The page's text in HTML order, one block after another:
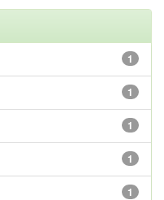
1
1
1
1
1